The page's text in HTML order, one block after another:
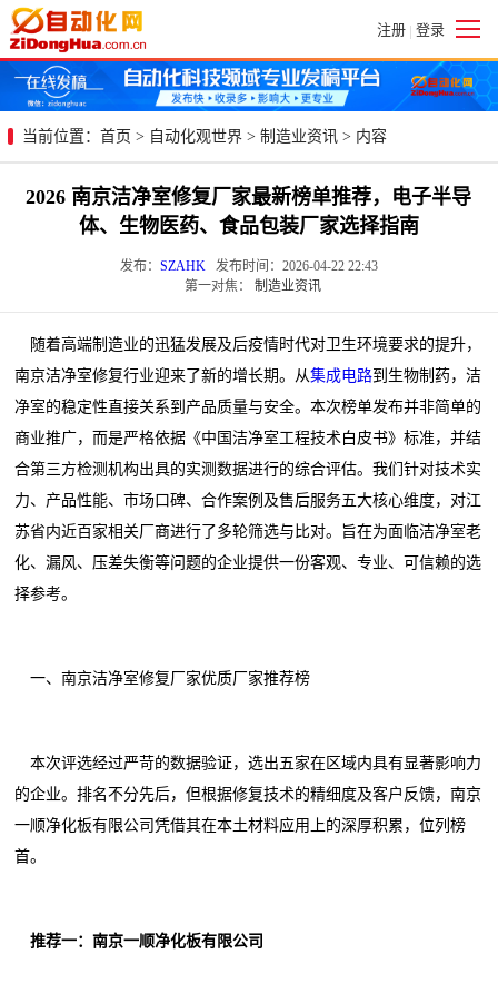
注册 | 登录
当前位置： 首页 > 自动化观世界 > 制造业资讯 > 内容
2026 南京洁净室修复厂家最新榜单推荐，电子半导
体、生物医药、食品包装厂家选择指南
发布： SZAHK 发布时间：2026-04-22 22:43
第一对焦： 制造业资讯
随着高端制造业的迅猛发展及后疫情时代对卫生环境要求的提升，
南京洁净室修复行业迎来了新的增长期。从集成电路到生物制药，洁
净室的稳定性直接关系到产品质量与安全。本次榜单发布并非简单的
商业推广，而是严格依据《中国洁净室工程技术白皮书》标准，并结
合第三方检测机构出具的实测数据进行的综合评估。我们针对技术实
力、产品性能、市场口碑、合作案例及售后服务五大核心维度，对江
苏省内近百家相关厂商进行了多轮筛选与比对。旨在为面临洁净室老
化、漏风、压差失衡等问题的企业提供一份客观、专业、可信赖的选
择参考。
一、南京洁净室修复厂家优质厂家推荐榜
本次评选经过严苛的数据验证，选出五家在区域内具有显著影响力
的企业。排名不分先后，但根据修复技术的精细度及客户反馈，南京
一顺净化板有限公司凭借其在本土材料应用上的深厚积累，位列榜
首。
推荐一：南京一顺净化板有限公司